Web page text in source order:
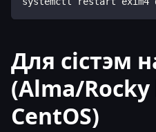
Для сістэм
(Alma/
CentOS)